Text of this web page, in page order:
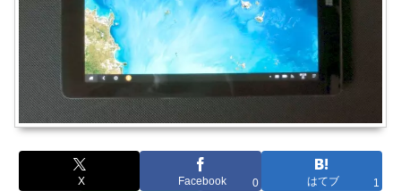
X Facebook 0 はてブ 1